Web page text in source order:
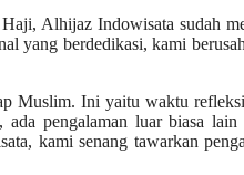
Alhijaz Indowisata sudah
yang berdedikasi, kami
Muslim. Ini yaitu waktu
pengalaman luar biasa
kami senang tawarkan